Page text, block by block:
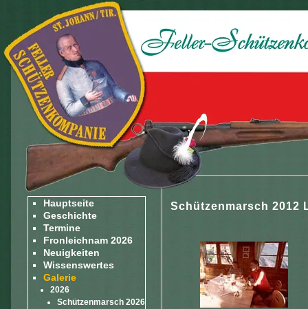
Hauptseite
Geschichte
Termine
Fronleichnam 2026
Neuigkeiten
Wissenswertes
Galerie
2026
Schützenmarsch 2026
Schützenmarsch 2012